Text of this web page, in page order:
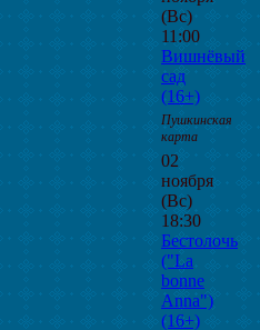
(Вс)
11:00
Вишнёвый
сад
(16+)
Пушкинская
карта
02
ноября
(Вс)
18:30
Бестолочь
("La
bonne
Anna")
(16+)